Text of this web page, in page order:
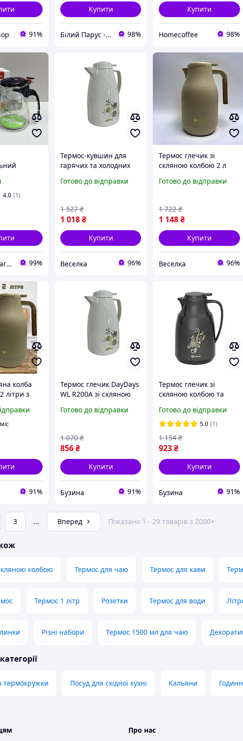
91%
Купити
Білий Парус - комплексне обслуговування в сегменті HoReCa та B2B 98%
Купити
Homecoffee 98%
"Тіпод"
102-139
4.0 (1)
Інтернет-магазин TopPosud 99%
Термос-кувшин для
гарячих та холодних
скляною колбою 2
офісу. FLAME
Готово до відправки
1 018₴
1 527 ₴
Купити
Веселка 96%
Термос глечик зі
скляною колбою 2 л
для гарячих і холодних
Готово до відправки
1 148₴
1 722 ₴
Купити
Веселка 96%
колба
літри з
91%
Термос глечик DayDays
WL R200A зі скляною
напоїв mayak
Готово до відправки
856₴
1 070 ₴
Купити
Бузина 91%
Термос глечик зі
скляною колбою та
літри для чаю та води
Чорний
Готово до відправки
5.0 (1)
923₴
1 154 ₴
Купити
Бузина 91%
3 ... Вперед Показано 1 - 29 товарів з 2000+
колбою Термос для чаю Термос для кави
Термос 1 літр Розетки Термос для води
Різні набори Термос 1500 мл для чаю
термокружки Посуд для східної кухні Кальяни
Про нас